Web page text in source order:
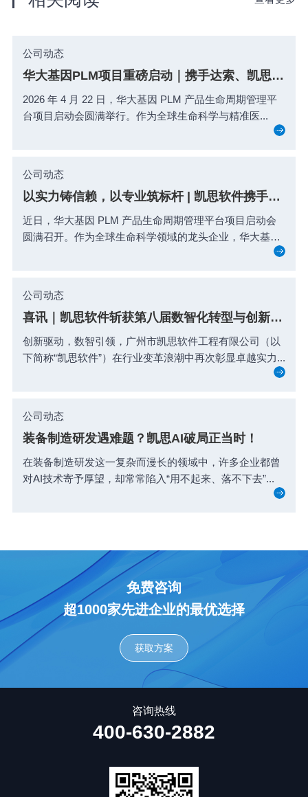
公司动态
华大基因PLM项目重磅启动｜携手达索、凯思共筑生命科学研发数字化新标杆！
2026 年 4 月 22 日，华大基因 PLM 产品生命周期管理平
台项目启动会圆满举行。作为全球生命科学与精准医...
公司动态
以实力铸信赖，以专业筑标杆 | 凯思软件携手达索系统 助力华大基因PLM数字化战略重磅启动！
近日，华大基因 PLM 产品生命周期管理平台项目启动会
圆满召开。作为全球生命科学领域的龙头企业，华大基
公司动态
喜讯｜凯思软件斩获第八届数智化转型与创新评选双项殊荣！
创新驱动，数智引领，广州市凯思软件工程有限公司（以
下简称“凯思软件”）在行业变革浪潮中再次彰显卓越实力...
公司动态
装备制造研发遇难题？凯思AI破局正当时！
在装备制造研发这一复杂而漫长的领域中，许多企业都曾
对AI技术寄予厚望，却常常陷入“用不起来、落不下去”...
免费咨询
超1000家先进企业的最优选择
获取方案
咨询热线
400-630-2882